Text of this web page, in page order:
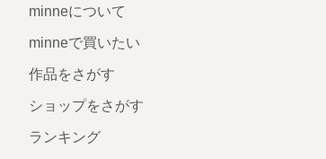
minneについて
minneで買いたい
作品をさがす
ショップをさがす
ランキング